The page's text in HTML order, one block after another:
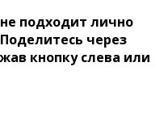
подходит лично
через
кнопку слева или